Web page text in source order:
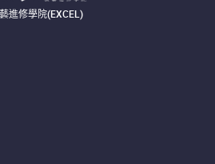
進修學院(EXCEL)